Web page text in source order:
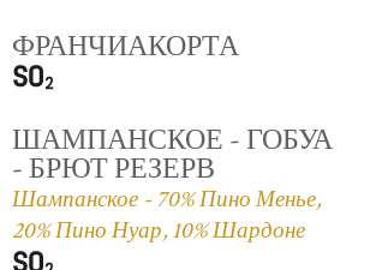
ФРАНЧИАКОРТА
ШАМПАНСКОЕ - ГОБУА
- БРЮТ РЕЗЕРВ
Шампанское - 70% Пино Менье,
20% Пино Нуар, 10% Шардоне